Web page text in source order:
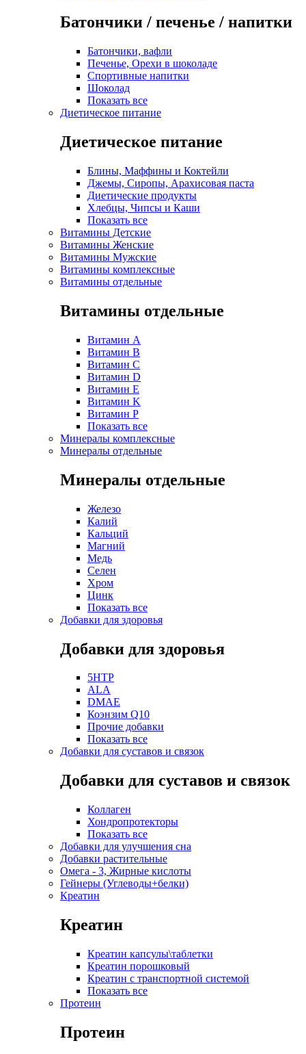
Батончики / печенье / напитки
Батончики, вафли
Печенье, Орехи в шоколаде
Спортивные напитки
Шоколад
Показать все
Диетическое питание
Диетическое питание
Блины, Маффины и Коктейли
Джемы, Сиропы, Арахисовая паста
Диетические продукты
Хлебцы, Чипсы и Каши
Показать все
Витамины Детские
Витамины Женские
Витамины Мужские
Витамины комплексные
Витамины отдельные
Витамины отдельные
Витамин A
Витамин B
Витамин C
Витамин D
Витамин E
Витамин K
Витамин P
Показать все
Минералы комплексные
Минералы отдельные
Минералы отдельные
Железо
Калий
Кальций
Магний
Медь
Селен
Хром
Цинк
Показать все
Добавки для здоровья
Добавки для здоровья
5HTP
ALA
DMAE
Коэнзим Q10
Прочие добавки
Показать все
Добавки для суставов и связок
Добавки для суставов и связок
Коллаген
Хондропротекторы
Показать все
Добавки для улучшения сна
Добавки растительные
Омега - 3, Жирные кислоты
Гейнеры (Углеводы+белки)
Креатин
Креатин
Креатин капсулы\таблетки
Креатин порошковый
Креатин с транспортной системой
Показать все
Протеин
Протеин